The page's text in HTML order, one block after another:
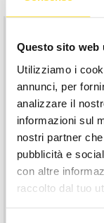
Questo sito web
Utilizziamo i
annunci, per
analizzare il
informazioni sul
nostri partner
pubblicità e
con altre
raccolto dal tuo